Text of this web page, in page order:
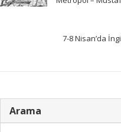
7-8 Nisan’da
Arama